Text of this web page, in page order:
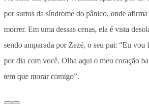
por surtos da síndrome do pânico, onde
morrer. Em uma dessas cenas, ela é vista
sendo amparada por Zezé, o seu pai: “Eu vou
por dia com você. Olha aqui o meu coração
tem que morar comigo”.